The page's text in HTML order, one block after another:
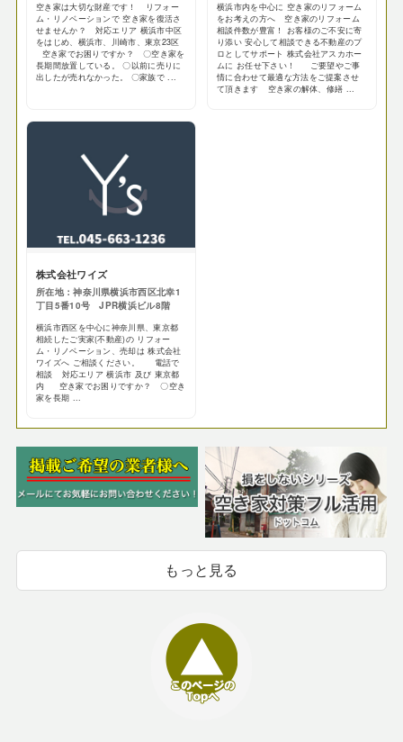
空き家は大切な財産です！ リフォー
ム・リノベーションで 空き家を復活さ
せませんか？ 対応エリア 横浜市中区
をはじめ、横浜市、川崎市、東京23区
空き家でお困りですか？ 〇空き家を
長期間放置している。 〇以前に売りに
出したが売れなかった。 〇家族で ...
横浜市内を中心に 空き家のリフォーム
をお考えの方へ 空き家のリフォーム
相談件数が豊富！ お客様のご不安に寄
り添い 安心して相談できる不動産のプ
ロとしてサポート 株式会社アスカホー
ムに お任せ下さい！ ご要望やご事
情に合わせて最適な方法をご提案させ
て頂きます 空き家の解体、修繕 ...
株式会社ワイズ
所在地：神奈川県横浜市西区北幸1
丁目5番10号 JPR横浜ビル8階
横浜市西区を中心に神奈川県、東京都
相続したご実家(不動産)の リフォー
ム・リノベーション、売却は 株式会社
ワイズへ ご相談ください。 電話で
相談 対応エリア 横浜市 及び 東京都
内 空き家でお困りですか？ 〇空き
家を長期 ...
もっと見る